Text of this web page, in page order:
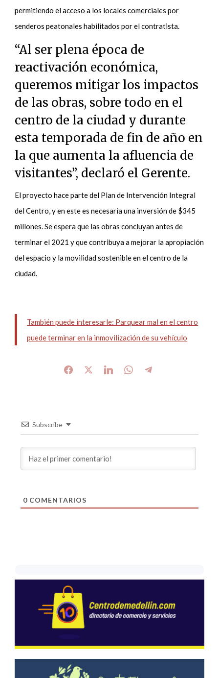
permitiendo el acceso a los locales comerciales por
senderos peatonales habilitados por el contratista.
“Al ser plena época de
reactivación económica,
queremos mitigar los impactos
de las obras, sobre todo en el
centro de la ciudad y durante
esta temporada de fin de año en
la que aumenta la afluencia de
visitantes”, declaró el Gerente.
El proyecto hace parte del Plan de Intervención Integral
del Centro, y en este es necesaria una inversión de $345
millones. Se espera que las obras concluyan antes de
terminar el 2021 y que contribuya a mejorar la apropiación
del espacio y la movilidad sostenible en el centro de la
ciudad.
También puede interesarle: Parquear mal en el centro
puede terminar en la inmovilización de su vehículo
Subscribe
0COMENTARIOS